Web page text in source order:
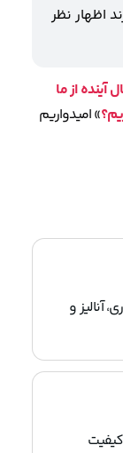
اظهار نظر
سال آینده از ما
» امیدواریم
آنالیز و
کیفیت